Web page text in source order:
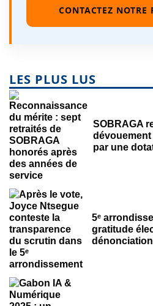
CONTACTEZ NOTRE
LES PLUS LUS
SOBRAGA
par une
5ᵉ
gratitude